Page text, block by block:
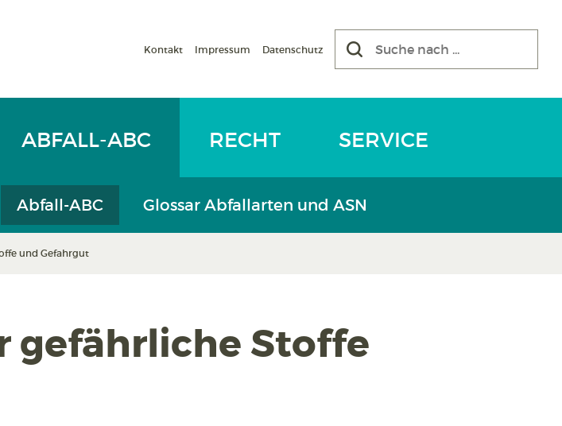
Kontakt Impressum Datenschutz
ABFALL-ABC
Abfall-ABC Glossar Abfallarten und ASN
RECHT SERVICE
und Gefahrgut
gefährliche Stoffe